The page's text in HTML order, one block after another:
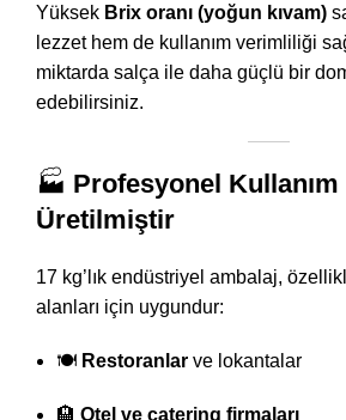
Yüksek Brix oranı (yoğun kıvam)
lezzet hem de kullanım verimliliği
miktarda salça ile daha güçlü bir
edebilirsiniz.
🏭 Profesyonel Kullanım
Üretilmiştir
17 kg’lık endüstriyel ambalaj,
alanları için uygundur:
🍽️ Restoranlar ve lokantalar
🏨 Otel ve catering firmaları